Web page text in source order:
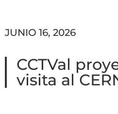
JUNIO 16, 2026
CCTVal
visita al